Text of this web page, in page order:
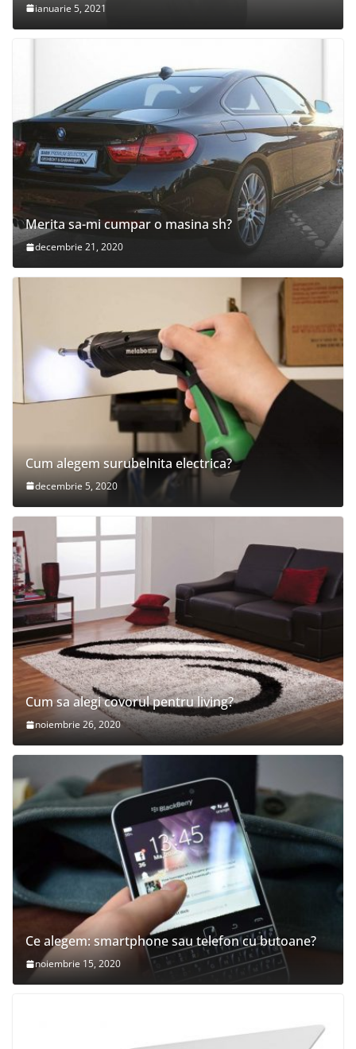
ianuarie 5, 2021
Merita sa-mi cumpar o masina sh?
decembrie 21, 2020
Cum alegem surubelnita electrica?
decembrie 5, 2020
Cum sa alegi covorul pentru living?
noiembrie 26, 2020
Ce alegem: smartphone sau telefon cu butoane?
noiembrie 15, 2020